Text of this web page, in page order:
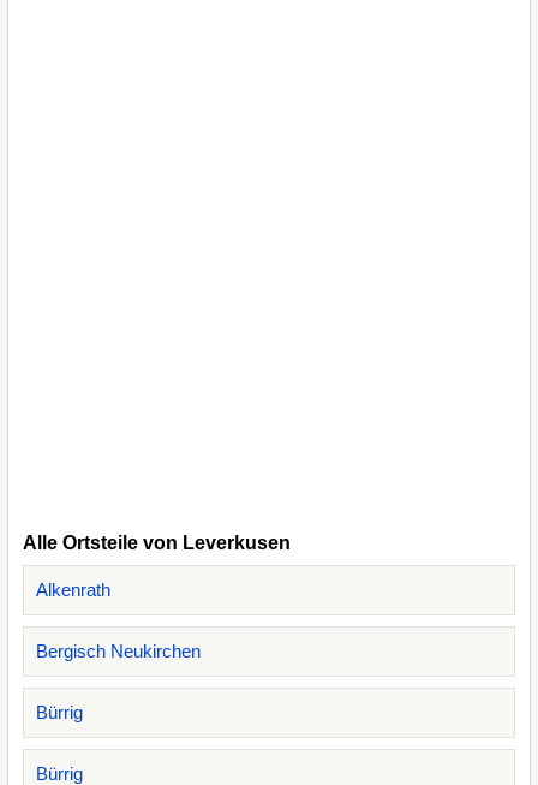
Alle Ortsteile von Leverkusen
Alkenrath
Bergisch Neukirchen
Bürrig
Bürrig